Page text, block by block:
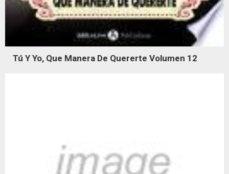
Tú Y Yo, Que Manera De Quererte Volumen 12